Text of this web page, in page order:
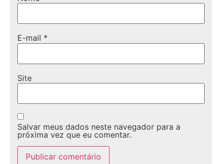
E-mail *
Site
Salvar meus dados neste navegador para a
próxima vez que eu comentar.